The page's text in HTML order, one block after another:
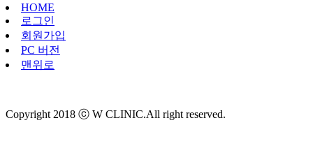
HOME
로그인
회원가입
PC 버전
맨위로
Copyright 2018 ⓒ W CLINIC.All right reserved.